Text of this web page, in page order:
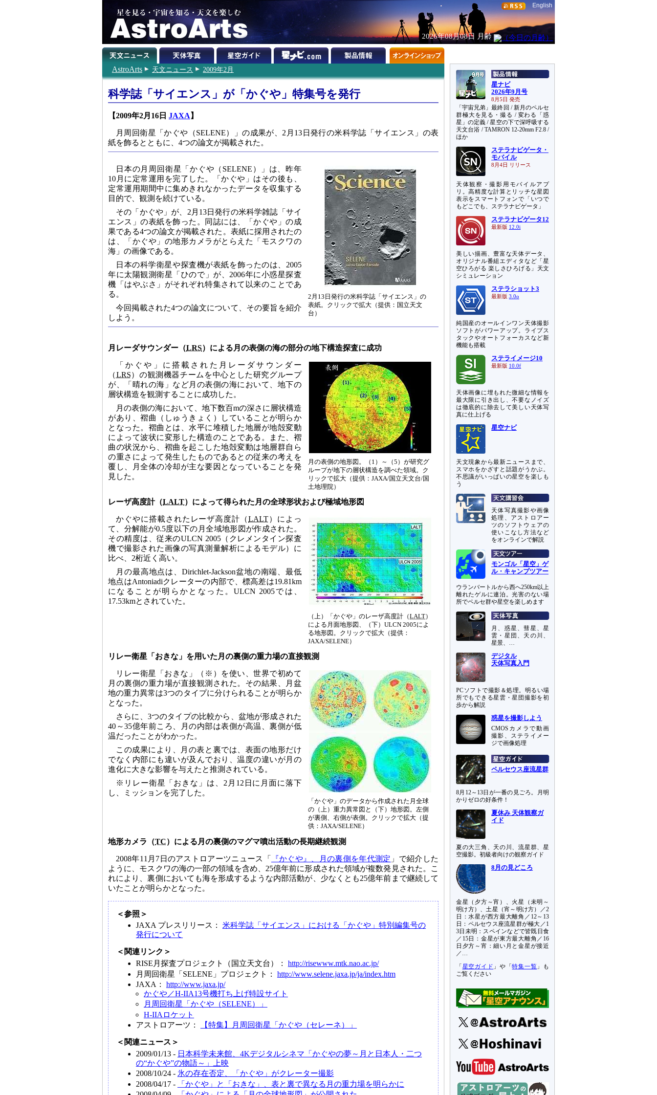
English
2026年08月08日 月齢
AstroArts 天文ニュース 2009年2月
科学誌「サイエンス」が「かぐや」特集号を発行
【2009年2月16日 JAXA 】
月周回衛星「かぐや（SELENE）」の成果が、2月13日発行の米科学誌「サイエンス」の表
紙を飾るとともに、4つの論文が掲載された。
2月13日発行の米科学誌「サイエンス」の
表紙。クリックで拡大（提供：国立天文
台）
日本の月周回衛星「かぐや（SELENE）」は、昨年
10月に定常運用を完了した。「かぐや」はその後も、
定常運用期間中に集めきれなかったデータを収集する
目的で、観測を続けている。
その「かぐや」が、2月13日発行の米科学雑誌「サイ
エンス」の表紙を飾った。同誌には、「かぐや」の成
果である4つの論文が掲載された。表紙に採用されたの
は、「かぐや」の地形カメラがとらえた「モスクワの
海」の画像である。
日本の科学衛星や探査機が表紙を飾ったのは、2005
年に太陽観測衛星「ひので」が、2006年に小惑星探査
機「はやぶさ」がそれぞれ特集されて以来のことであ
る。
今回掲載された4つの論文について、その要旨を紹介
しよう。
月レーダサウンダー（LRS）による月の表側の海の部分の地下構造探査に成功
月の表側の地形図。（1）～（5）が研究グ
ループが地下の層状構造を調べた領域。ク
リックで拡大（提供：JAXA/国立天文台/国
土地理院）
「かぐや」に搭載された月レーダサウンダー
（LRS）の観測機器チームを中心とした研究グループ
が、「晴れの海」など月の表側の海において、地下の
層状構造を観測することに成功した。
月の表側の海において、地下数百mの深さに層状構造
があり、褶曲（しゅうきょく）していることが明らか
となった。褶曲とは、水平に堆積した地層が地殻変動
によって波状に変形した構造のことである。また、褶
曲の状況から、褶曲を起こした地殻変動は地層群自ら
の重さによって発生したものであるとの従来の考えを
覆し、月全体の冷却が主な要因となっていることを発
見した。
レーザ高度計（LALT）によって得られた月の全球形状および極域地形図
（上）「かぐや」のレーザ高度計（LALT）
による月面地形図、（下）ULCN 2005によ
る地形図。クリックで拡大（提供：
JAXA/SELENE）
かぐやに搭載されたレーザ高度計（LALT）によっ
て、分解能が0.5度以下の月全域地形図が作成された。
その精度は、従来のULCN 2005（クレメンタイン探査
機で撮影された画像の写真測量解析によるモデル）に
比べ、2桁近く高い。
月の最高地点は、Dirichlet-Jackson盆地の南端、最低
地点はAntoniadiクレーターの内部で、標高差は19.81km
になることが明らかとなった。ULCN 2005では、
17.53kmとされていた。
リレー衛星「おきな」を用いた月の裏側の重力場の直接観測
「かぐや」のデータから作成された月全球
の（上）重力異常図と（下）地形図。左側
が裏側、右側が表側。クリックで拡大（提
供：JAXA/SELENE）
リレー衛星「おきな」（※）を使い、世界で初めて
月の裏側の重力場が直接観測された。その結果、月盆
地の重力異常は3つのタイプに分けられることが明らか
となった。
さらに、3つのタイプの比較から、盆地が形成された
40～35億年前ころ、月の内部は表側が高温、裏側が低
温だったことがわかった。
この成果により、月の表と裏では、表面の地形だけ
でなく内部にも違いが及んでおり、温度の違いが月の
進化に大きな影響を与えたと推測されている。
※リレー衛星「おきな」は、2月12日に月面に落下
し、ミッションを完了した。
地形カメラ（TC）による月の裏側のマグマ噴出活動の長期継続観測
2008年11月7日のアストロアーツニュース「 『かぐや』、月の裏側を年代測定 」で紹介した
ように、モスクワの海の一部の領域を含め、25億年前に形成された領域が複数発見された。こ
れにより、裏側においても海を形成するような内部活動が、少なくとも25億年前まで継続して
いたことが明らかとなった。
＜参照＞
JAXA プレスリリース： 米科学誌「サイエンス」における「かぐや」特別編集号の
発行について
＜関連リンク＞
RISE月探査プロジェクト（国立天文台）： http://risewww.mtk.nao.ac.jp/
月周回衛星「SELENE」プロジェクト： http://www.selene.jaxa.jp/ja/index.htm
JAXA： http://www.jaxa.jp/
かぐや／H-IIA13号機打ち上げ特設サイト
月周回衛星「かぐや（SELENE）」
H-IIAロケット
アストロアーツ：
【特集】月周回衛星「かぐや（セレーネ）」
＜関連ニュース＞
2009/01/13 - 日本科学未来館、4Kデジタルシネマ「かぐやの夢～月と日本人・二つ
の“かぐや”の物語～」上映
2008/10/24 - 氷の存在否定、「かぐや」がクレーター撮影
2008/04/17 -
「かぐや」と「おきな」、表と裏で異なる月の重力場を明らかに
星ナビ
2026年9月号
8月5日 発売
「宇宙兄弟」最終回 / 新月のペルセ
群極大を見る・撮る / 変わる「惑
星」の定義 / 星空の下で深呼吸する
天文台浴 / TAMRON 12-20mm F2.8 /
ほか
ステラナビゲータ・
モバイル
8月4日 リリース
天体観察・撮影用モバイルアプ
リ。高精度な計算とリッチな星図
表示をスマートフォンで「いつで
もどこでも、ステラナビゲータ」
ステラナビゲータ12
最新版 12.0i
美しい描画、豊富な天体データ、
オリジナル番組エディタなど「星
空ひろがる 楽しさひろげる」天文
シミュレーション
ステラショット3
最新版 3.0o
純国産のオールインワン天体撮影
ソフトがパワーアップ。ライブス
タックやオートフォーカスなど新
機能も搭載
ステライメージ10
最新版 10.0f
天体画像に埋もれた微細な情報を
最大限に引き出し、不要なノイズ
は徹底的に除去して美しい天体写
真に仕上げる
星空ナビ
天文現象から最新ニュースまで、
スマホをかざすと話題がうかぶ。
不思議がいっぱいの星空を楽しも
う
天体写真撮影や画像
処理、アストロアー
ツのソフトウェアの
使いこなし方法など
をオンラインで解説
モンゴル「星空」ゲ
ル・キャンプツアー
ウランバートルから西へ250km以上
離れたゲルに連泊。光害のない場
所でペルセ群や星空を楽しめます
月、惑星、彗星、星
雲・星団、天の川、
星景、…
デジタル
天体写真入門
PCソフトで撮影＆処理。明るい場
所でもできる星雲・星団撮影を初
歩から解説
惑星を撮影しよう
CMOSカメラで動画
撮影、ステライメー
ジで画像処理
ペルセウス座流星群
8月12～13日が一番の見ごろ。月明
かりゼロの好条件！
夏休み 天体観察ガ
イド
夏の大三角、天の川、流星群、星
空撮影。初級者向けの観察ガイド
8月の見どころ
金星（夕方～宵）、火星（未明～
明け方）、土星（宵～明け方）／2
日：水星が西方最大離角／12～13
日：ペルセウス座流星群が極大／1
3日未明：スペインなどで皆既日食
／15日：金星が東方最大離角／16
日夕方～宵：細い月と金星が接近
／…
「 星空ガイド 」や「特集一覧 」も
ご覧ください